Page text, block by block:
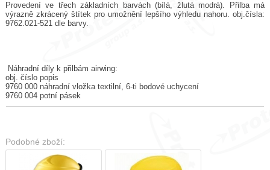
Provedení ve třech základních barvách (bílá, žlutá modrá). Přilba má
výrazně zkrácený štítek pro umožnění lepšího výhledu nahoru. obj.čísla:
9762.021-521 dle barvy.
Náhradní díly k přilbám airwing:
obj. číslo popis
9760 000 náhradní vložka textilní, 6-ti bodové uchycení
9760 004 potní pásek
Podobné zboží: